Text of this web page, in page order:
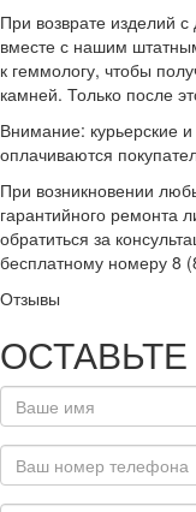
При возврате изделий
вместе с нашим
к геммологу, чтобы
камней. Только после
Внимание: курьерские
оплачиваются
При возникновении
гарантийного ремонта
обратиться за
бесплатному номеру 8
Отзывы